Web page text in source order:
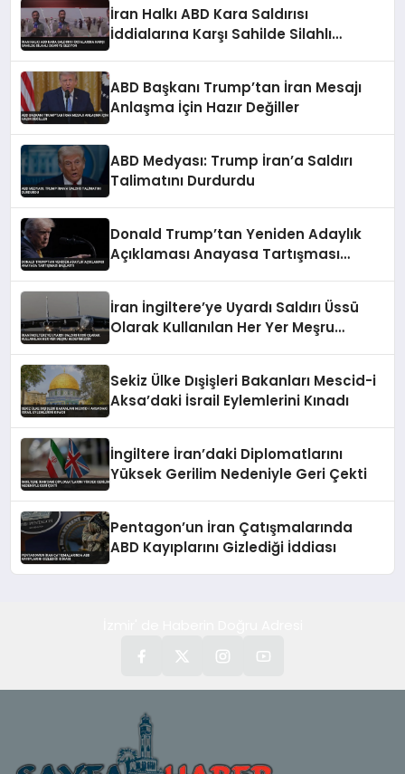
İran Halkı ABD Kara Saldırısı
İddialarına Karşı Sahilde Silahlı
ABD Başkanı Trump’tan İran Mesajı
Anlaşma İçin Hazır Değiller
ABD Medyası: Trump İran’a Saldırı
Talimatını Durdurdu
Donald Trump’tan Yeniden Adaylık
Açıklaması Anayasa Tartışması
İran İngiltere’ye Uyardı Saldırı Üssü
Olarak Kullanılan Her Yer Meşru
Sekiz Ülke Dışişleri Bakanları Mescid-i
Aksa’daki İsrail Eylemlerini Kınadı
İngiltere İran’daki Diplomatlarını
Yüksek Gerilim Nedeniyle Geri Çekti
Pentagon’un İran Çatışmalarında
ABD Kayıplarını Gizlediği İddiası